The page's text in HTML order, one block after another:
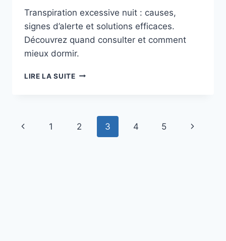
Transpiration excessive nuit : causes,
signes d’alerte et solutions efficaces.
Découvrez quand consulter et comment
mieux dormir.
LIRE LA SUITETRANSPIRATION
RÉDUIRE
INCONFORT
Navigation
Page
1 2 3 4 5
Page